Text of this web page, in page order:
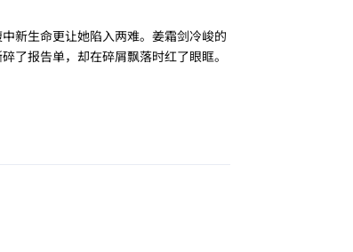
新生命更让她陷入两难。姜霜剑冷峻的
报告单，却在碎屑飘落时红了眼眶。